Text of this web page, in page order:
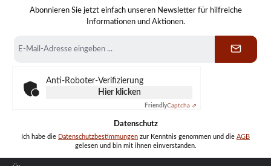
Abonnieren Sie jetzt einfach unseren Newsletter für hilfreiche
Informationen und Aktionen.
Mail-
Anti-Roboter-Verifizierung
Hier klicken
FriendlyCaptcha ⇗
Datenschutz
Ich habe die Datenschutzbestimmungen zur Kenntnis genommen und die AGB
gelesen und bin mit ihnen einverstanden.